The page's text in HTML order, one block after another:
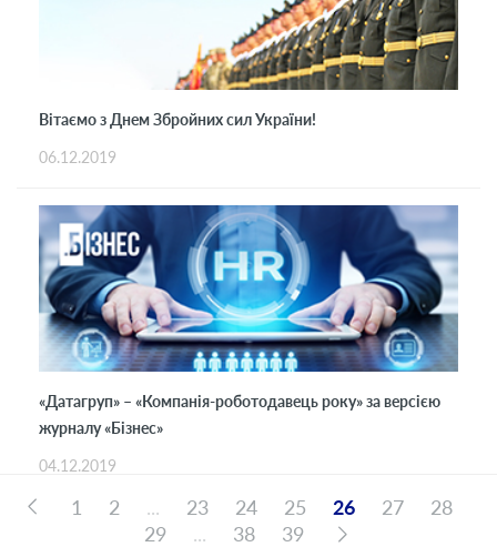
Вітаємо з Днем Збройних сил України!
06.12.2019
«Датагруп» – «Компанія-роботодавець року» за версією
журналу «Бізнес»
04.12.2019
1 2 ... 23 24 25 26 27
28
29
... 38 39